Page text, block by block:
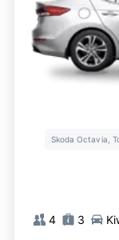
Skoda Octavia,
4 3